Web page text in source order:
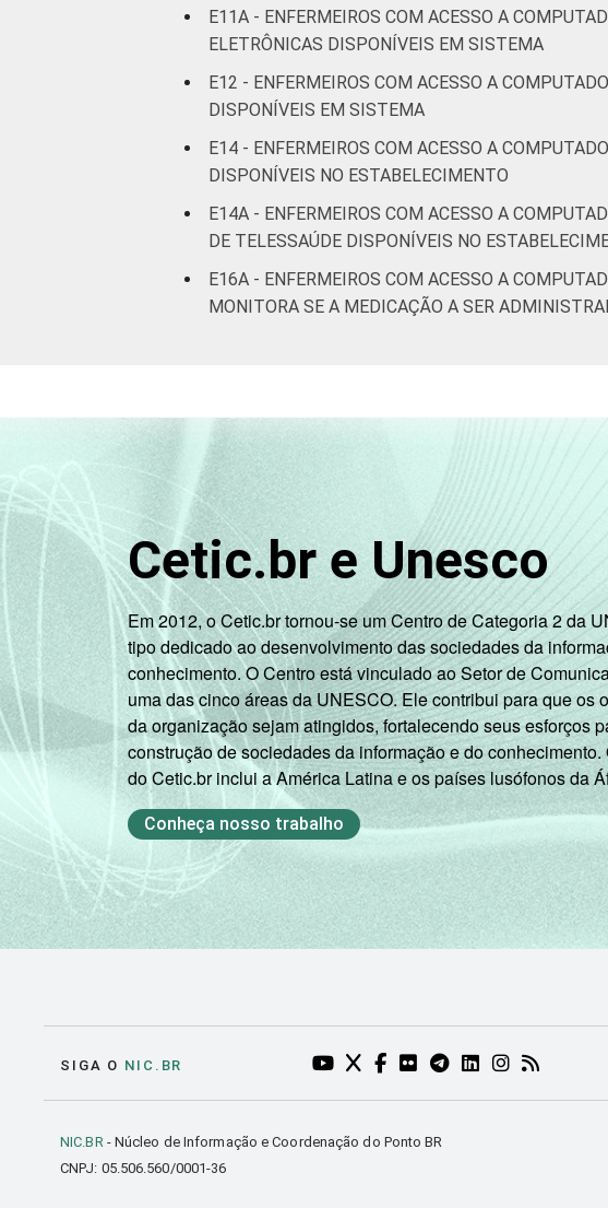
E11A - ENFERMEIROS COM ACESSO A
ELETRÔNICAS DISPONÍVEIS EM SISTEMA
E12 - ENFERMEIROS COM ACESSO A
DISPONÍVEIS EM SISTEMA
E14 - ENFERMEIROS COM ACESSO A
DISPONÍVEIS NO ESTABELECIMENTO
E14A - ENFERMEIROS COM ACESSO A
DE TELESSAÚDE DISPONÍVEIS NO
E16A - ENFERMEIROS COM ACESSO A
MONITORA SE A MEDICAÇÃO A SER
Cetic.br e Unesco
Em 2012, o Cetic.br tornou-se um Centro de Categoria 2 da
tipo dedicado ao desenvolvimento das sociedades da
conhecimento. O Centro está vinculado ao Setor de
uma das cinco áreas da UNESCO. Ele contribui para que os
da organização sejam atingidos, fortalecendo seus esforços
construção de sociedades da informação e do
do Cetic.br inclui a América Latina e os países lusófonos da
Conheça nosso trabalho
SIGA O NIC.BR YOUTUBE DO NIC.BR (ABRE EM
TWITTER DO NIC.BR (ABRE EM
FACEBOOK DO NIC.BR
FLICKR DO NIC.BR
TELEGRAM DO
LINKEDIN DO
INSTAGRAM
RSS DO
NIC.BR- Núcleo de Informação e Coordenação do Ponto BR
CNPJ: 05.506.560/0001-36